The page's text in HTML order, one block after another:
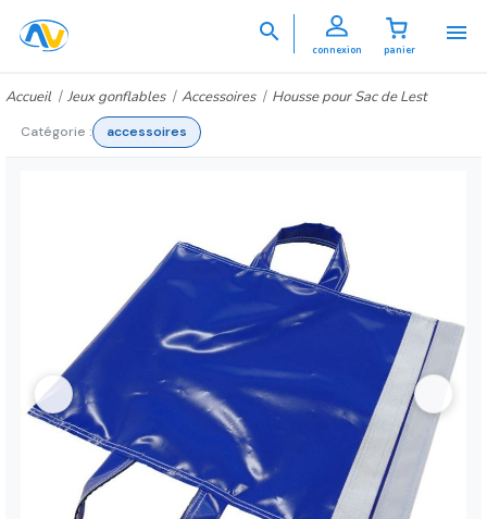

panier
connexion

Accueil Jeux gonflables Accessoires Housse pour Sac de Lest
Catégorie : accessoires